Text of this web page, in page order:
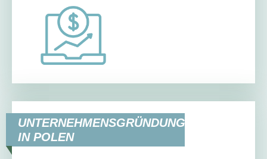
UNTERNEHMENSGRÜNDUNG
IN POLEN